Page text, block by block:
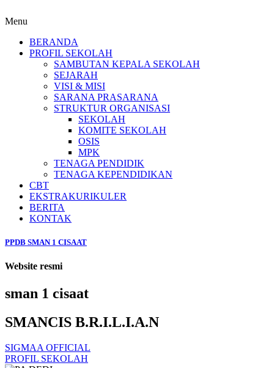
Menu
BERANDA
PROFIL SEKOLAH
SAMBUTAN KEPALA SEKOLAH
SEJARAH
VISI & MISI
SARANA PRASARANA
STRUKTUR ORGANISASI
SEKOLAH
KOMITE SEKOLAH
OSIS
MPK
TENAGA PENDIDIK
TENAGA KEPENDIDIKAN
CBT
EKSTRAKURIKULER
BERITA
KONTAK
PPDB SMAN 1 CISAAT
Website resmi
sman 1 cisaat
SMANCIS B.R.I.L.I.A.N
SIGMAA OFFICIAL
PROFIL SEKOLAH